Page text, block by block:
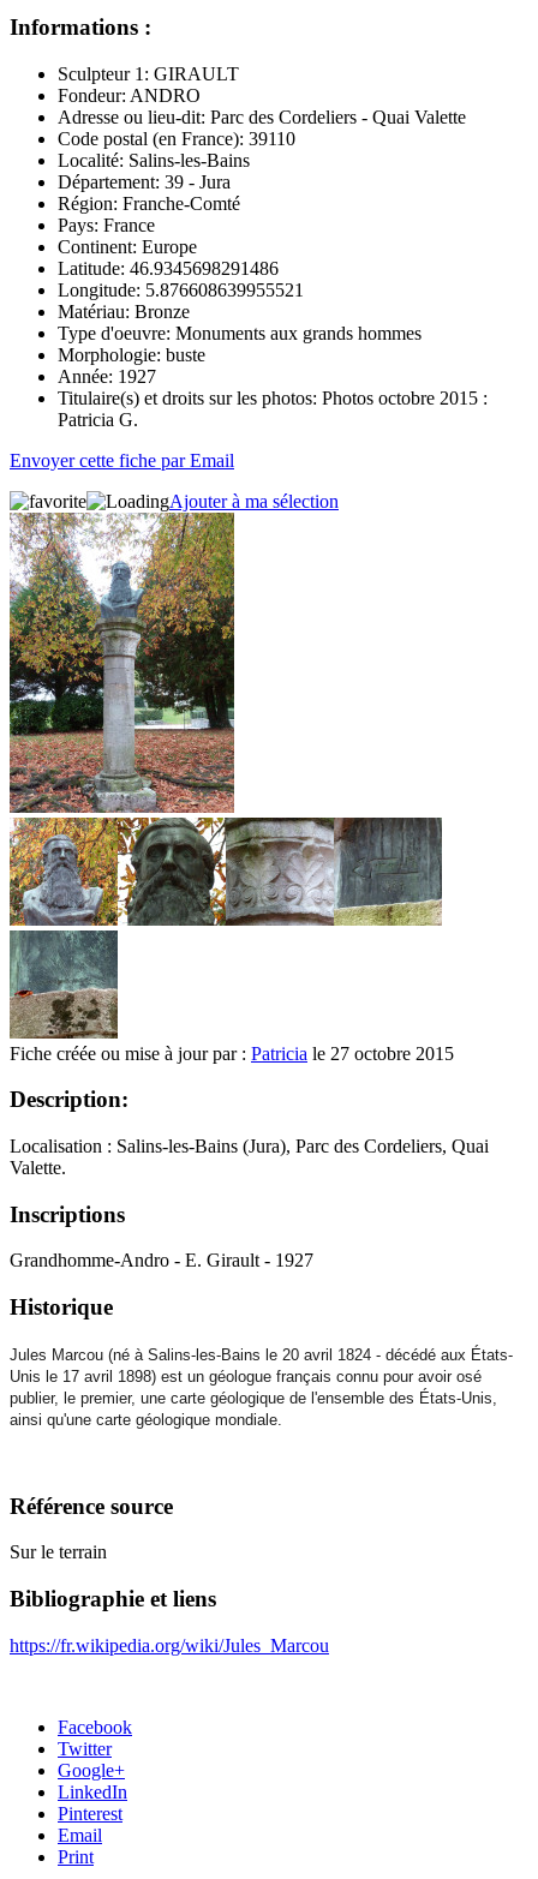
Informations :
Sculpteur 1: GIRAULT
Fondeur: ANDRO
Adresse ou lieu-dit: Parc des Cordeliers - Quai Valette
Code postal (en France): 39110
Localité: Salins-les-Bains
Département: 39 - Jura
Région: Franche-Comté
Pays: France
Continent: Europe
Latitude: 46.9345698291486
Longitude: 5.876608639955521
Matériau: Bronze
Type d'oeuvre: Monuments aux grands hommes
Morphologie: buste
Année: 1927
Titulaire(s) et droits sur les photos: Photos octobre 2015 :
Patricia G.
Envoyer cette fiche par Email
Ajouter à ma sélection
Fiche créée ou mise à jour par : Patricia le 27 octobre 2015
Description:
Localisation : Salins-les-Bains (Jura), Parc des Cordeliers, Quai
Valette.
Inscriptions
Grandhomme-Andro - E. Girault - 1927
Historique
Jules Marcou (né à Salins-les-Bains le 20 avril 1824 - décédé aux États-
Unis le 17 avril 1898) est un géologue français connu pour avoir osé
publier, le premier, une carte géologique de l'ensemble des États-Unis,
ainsi qu'une carte géologique mondiale.
Référence source
Sur le terrain
Bibliographie et liens
https://fr.wikipedia.org/wiki/Jules_Marcou
Facebook
Twitter
Google+
LinkedIn
Pinterest
Email
Print